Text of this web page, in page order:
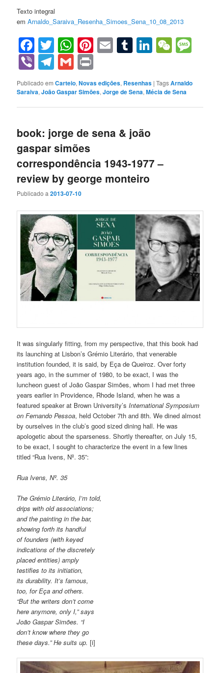
Texto integral
emArnaldo_Saraiva_Resenha_Simoes_Sena_10_08_2013
Facebook
Twitter
WhatsApp
Pinterest
EmailTumblr
LinkedIn
ViberTelegram
Gmail
Publicado em Carteio,Novas edições, Resenhas |TagsArnaldo
Saraiva,João Gaspar Simões,Jorge de Sena,Mécia de Sena
book: jorge de sena & joão
gaspar simões
correspondência 1943-1977 –
review by george monteiro
Publicado a2013-07-10
It was singularly fitting, from my perspective, that this book had
its launching at Lisbon’s Grémio Literário, that venerable
institution founded, it is said, by Eça de Queiroz. Over forty
years ago, in the summer of 1980, to be exact, I was the
luncheon guest of João Gaspar Simões, whom I had met three
years earlier in Providence, Rhode Island, when he was a
featured speaker at Brown University’sInternational Symposium
on Fernando Pessoa, held October 7th and 8th. We dined almost
by ourselves in the club’s good sized dining hall. He was
apologetic about the sparseness. Shortly thereafter, on July 15,
to be exact, I sought to characterize the event in a few lines
titled “Rua Ivens, Nº. 35”:
Rua Ivens, Nº. 35
The Grémio Literário, I’m told,
drips with old associations;
and the painting in the bar,
showing forth its handful
of founders (with keyed
indications of the discretely
placed entities) amply
testifies to its initiation,
its durability. It’s famous,
too, for Eça and others.
“But the writers don’t come
here anymore, only I,” says
João Gaspar Simões. “I
don’t know where they go
these days.” He suits up. [i]